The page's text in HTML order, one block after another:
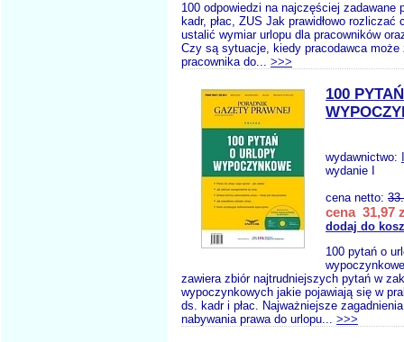
100 odpowiedzi na najczęściej zadawane
kadr, płac, ZUS Jak prawidłowo
ustalić wymiar urlopu dla pracowników
Czy są sytuacje, kiedy pracodawca może
pracownika do... >>>
100
wydawnictwo:
wydanie I
cena netto:
cena 31,97
dodaj do
100 pytań o
zawiera zbiór najtrudniejszych pytań w
wypoczynkowych jakie pojawiają się w
ds. kadr i płac. Najważniejsze
nabywania prawa do urlopu... >>>